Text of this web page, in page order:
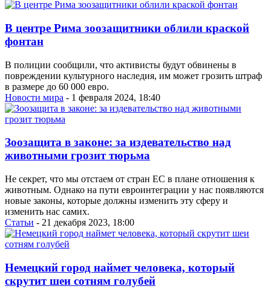
В центре Рима зоозащитники облили краской
фонтан
В полиции сообщили, что активисты будут обвинены в
повреждении культурного наследия, им может грозить штраф
в размере до 60 000 евро.
Новости мира - 1 февраля 2024, 18:40
Зоозащита в законе: за издевательство над
животными грозит тюрьма
Не секрет, что мы отстаем от стран ЕС в плане отношения к
животным. Однако на пути евроинтеграции у нас появляются
новые законы, которые должны изменить эту сферу и
изменить нас самих.
Статьи - 21 декабря 2023, 18:00
Немецкий город наймет человека, который
скрутит шеи сотням голубей